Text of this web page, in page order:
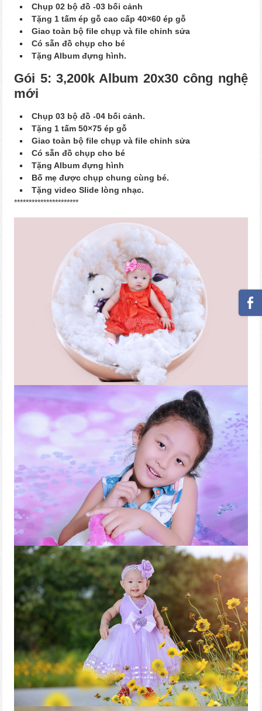
Chụp 02 bộ đồ -03 bối cảnh
Tặng 1 tấm ép gỗ cao cấp 40×60 ép gỗ
Giao toàn bộ file chụp và file chỉnh sửa
Có sẵn đồ chụp cho bé
Tặng Album đựng hình.
Gói 5: 3,200k Album 20x30 công nghệ
mới
Chụp 03 bộ đồ -04 bối cảnh.
Tặng 1 tấm 50×75 ép gỗ
Giao toàn bộ file chụp và file chỉnh sửa
Có sẵn đồ chụp cho bé
Tặng Album đựng hình
Bố mẹ được chụp chung cùng bé.
Tặng video Slide lòng nhạc.
**********************